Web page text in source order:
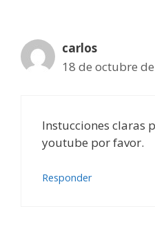
carlos
18 de octubre
Instucciones claras
youtube por favor.
Responder